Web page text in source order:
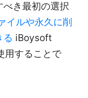
べき最初の選択
イルや永久に削
る iBoysoft
することで